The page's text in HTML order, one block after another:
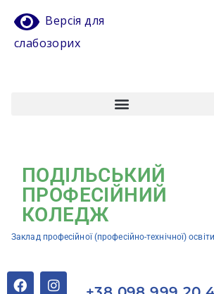
Версія для
слабозорих
ПОДІЛЬСЬКИЙ
ПРОФЕСІЙНИЙ
КОЛЕДЖ
Заклад професійної (професійно-технічної) освіти